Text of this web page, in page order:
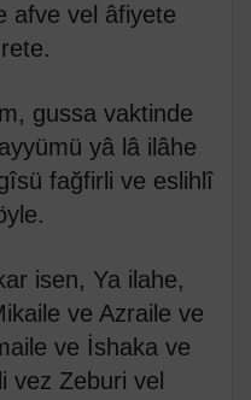
afve vel âfiyete
gussa vaktinde
yâ lâ ilâhe
fağfirli ve eslihlî
isen, Ya ilahe,
ve Azraile ve
ve İshaka ve
vez Zeburi vel